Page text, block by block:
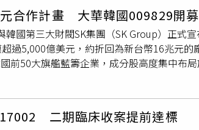
0.10元、漲幅1.02%。主動統一台股增長
張以上、同期間漲幅表現的價量齊揚台股
兩倍，而主動群益科技創新（00992A）更
合作計畫 大華韓國009829開
韓國第三大財閥SK集團（SK Group）正式
過5,000億美元，約折回為新台幣16兆元的
前50大旗艦藍籌企業，成分股高度集中布
千億美元長約護航獲利基本面，009829
量化投資部門主管郭修誠指出，從本次
購買 GPU 晶片」模式，全面演進為整合加
設生態系競爭」。SK海力士作為高頻寬記
二期臨床收案提前達標